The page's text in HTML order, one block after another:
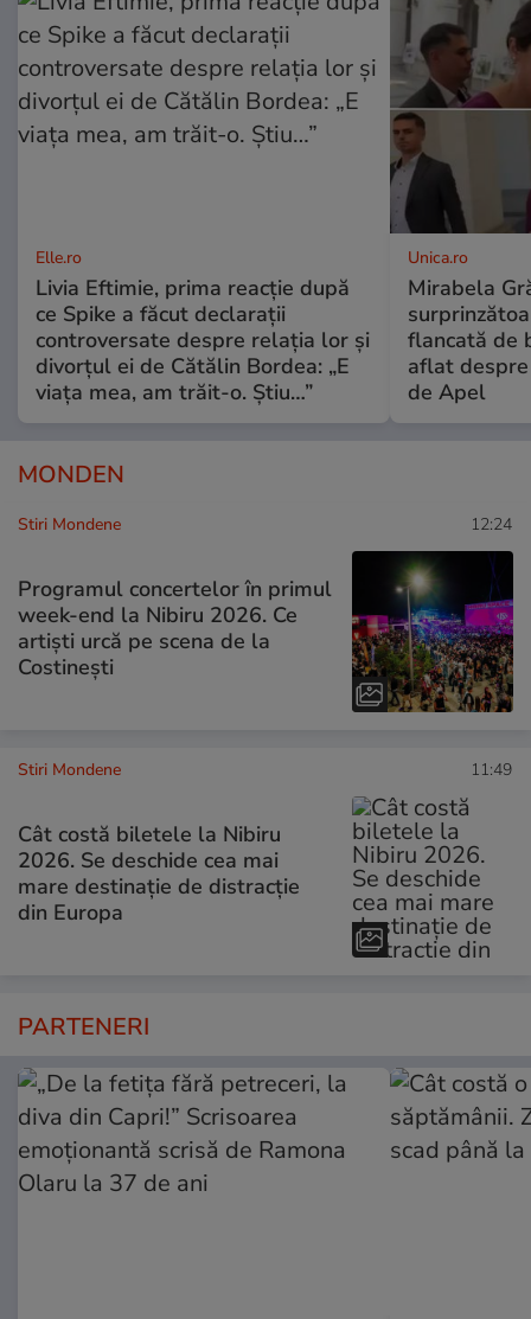
Elle.ro
Livia Eftimie, prima reacție după
ce Spike a făcut declarații
controversate despre relația lor și
divorțul ei de Cătălin Bordea: „E
viața mea, am trăit-o. Știu…”
Unica.ro
Mirabela
flancată de
aflat
de Apel
MONDEN
Stiri Mondene 12:24
Programul concertelor în primul
week-end la Nibiru 2026. Ce
artiști urcă pe scena de la
Costinești
Stiri Mondene 11:49
Cât costă biletele la Nibiru
2026. Se deschide cea mai
mare destinație de distracție
din Europa
PARTENERI